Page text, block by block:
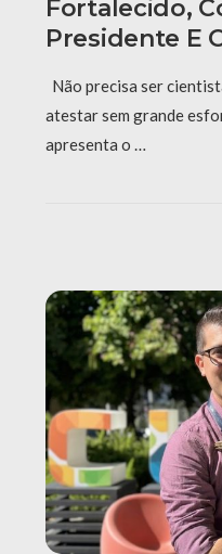
Fortalecido,
Presidente E
Não precisa ser
atestar sem grande
apresenta o …